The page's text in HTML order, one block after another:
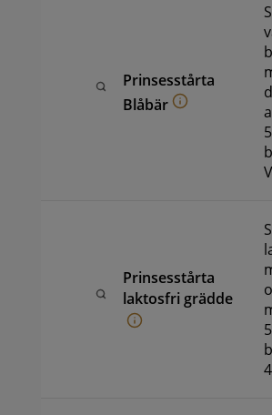
Prinsesstårta
Blåbär
Prinsesstårta
laktosfri grädde